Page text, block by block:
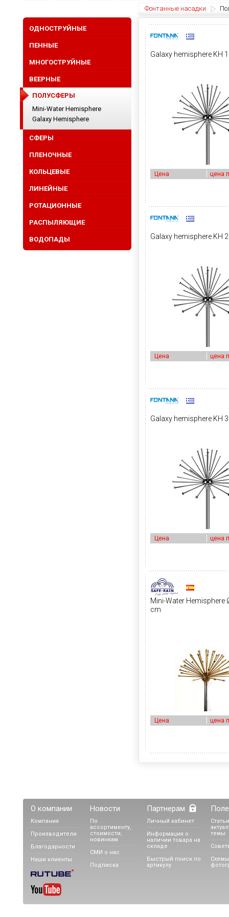
Фонтанные насадки
Galaxy hemisphere KH
Цена цена
Galaxy hemisphere KH
Цена цена
Galaxy hemisphere KH
Цена цена
Mini-Water Hemisphere
cm
Цена цена
ОДНОСТРУЙНЫЕ
ПЕННЫЕ
МНОГОСТРУЙНЫЕ
ВЕЕРНЫЕ
ПОЛУСФЕРЫ
Mini-Water Hemisphere
Galaxy Hemisphere
СФЕРЫ
ПЛЕНОЧНЫЕ
КОЛЬЦЕВЫЕ
ЛИНЕЙНЫЕ
РОТАЦИОННЫЕ
РАСПЫЛЯЮЩИЕ
ВОДОПАДЫ
О компании
Компания
Производители
Благодарности
Наши клиенты
Новости
По
ассортименту,
стоимости,
новинкам
СМИ о нас
Подписка
Партнерам
Личный кабинет
Информация о
наличии товара на
складе
Быстрый поиск по
артикулу
темы